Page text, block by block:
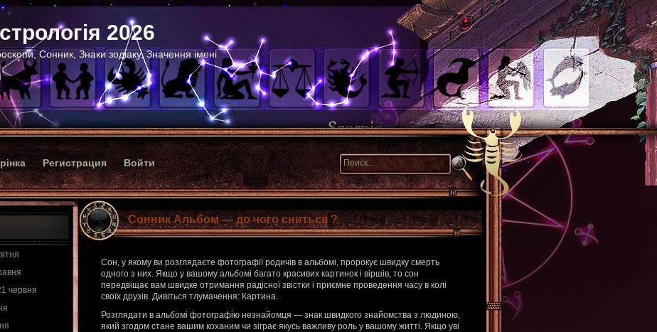
2026
Сонник, Знаки зодіаку, Значення імені
Регистрация Войти
червня
Сонник Альбом — до чого сниться ?
Сон, у якому ви розглядаєте фотографії родичів в альбомі, пророкує швидку смерть
одного з них. Якщо у вашому альбомі багато красивих картинок і віршів, то сон
передвіщає вам швидке отримання радісної звістки і приємне проведення часу в колі
своїх друзів. Дивіться тлумачення: Картина.
Розглядати в альбомі фотографію незнайомця — знак швидкого знайомства з людиною,
який згодом стане вашим коханим чи зіграє якусь важливу роль у вашому житті. Якщо уві